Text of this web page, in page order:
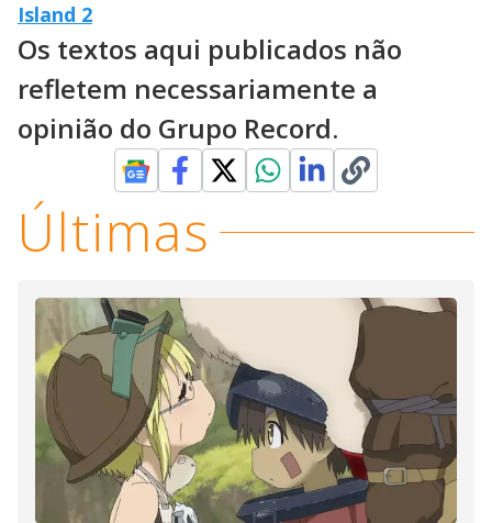
Island 2
Os textos aqui publicados não
refletem necessariamente a
opinião do Grupo Record.
Últimas